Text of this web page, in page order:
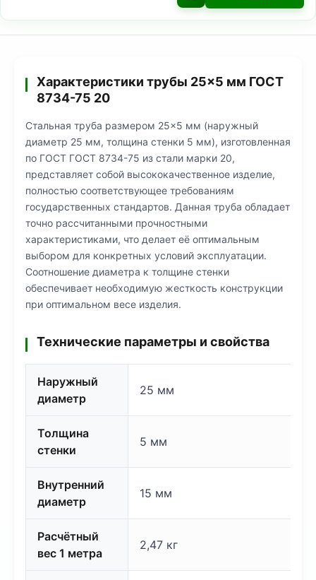
Характеристики трубы 25×5 мм ГОСТ
8734-75 20
Стальная труба размером 25×5 мм (наружный
диаметр 25 мм, толщина стенки 5 мм), изготовленная
по ГОСТ ГОСТ 8734-75 из стали марки 20,
представляет собой высококачественное изделие,
полностью соответствующее требованиям
государственных стандартов. Данная труба обладает
точно рассчитанными прочностными
характеристиками, что делает её оптимальным
выбором для конкретных условий эксплуатации.
Соотношение диаметра к толщине стенки
обеспечивает необходимую жесткость конструкции
при оптимальном весе изделия.
Технические параметры и свойства
Наружный
диаметр
25 мм
Толщина
стенки
5 мм
Внутренний
диаметр
15 мм
Расчётный
вес 1 метра
2,47 кг